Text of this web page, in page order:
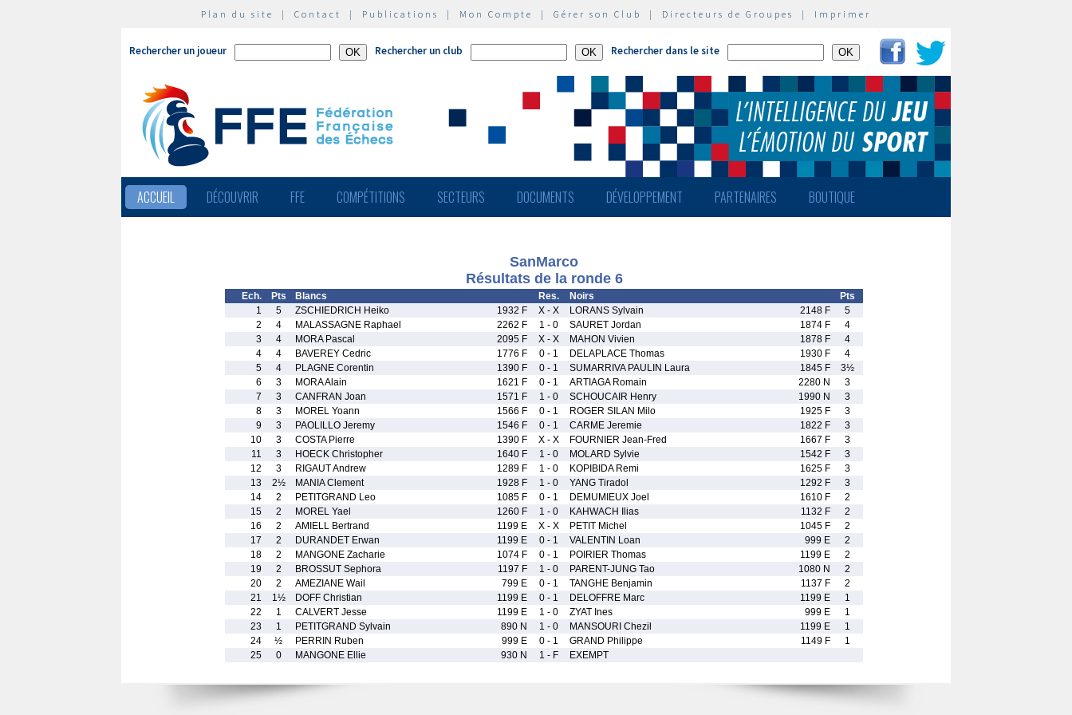
Plan du site | Contact | Publications | Mon Compte | Gérer son Club | Directeurs de Groupes | Imprimer
Rechercher un joueur Rechercher un club Rechercher dans le site
ACCUEIL DÉCOUVRIR FFE COMPÉTITIONS SECTEURS DOCUMENTS DÉVELOPPEMENT PARTENAIRES BOUTIQUE
SanMarco
Résultats de la ronde 6
Ech. Pts Blancs Res. Noirs
Pts
1
5 ZSCHIEDRICH Heiko 1932 F X - X LORANS Sylvain 2148 F
5
2
4 MALASSAGNE Raphael 2262 F 1 - 0 SAURET Jordan 1874 F
4
3
4 MORA Pascal 2095 F X - X MAHON Vivien 1878 F
4
4
4 BAVEREY Cedric 1776 F 0 - 1 DELAPLACE Thomas 1930 F
4
5
4 PLAGNE Corentin 1390 F 0 - 1 SUMARRIVA PAULIN Laura 1845 F
3½
6
3 MORA Alain 1621 F 0 - 1 ARTIAGA Romain 2280 N
3
7
3 CANFRAN Joan 1571 F 1 - 0 SCHOUCAIR Henry 1990 N
3
8
3 MOREL Yoann 1566 F 0 - 1 ROGER SILAN Milo 1925 F
3
9
3 PAOLILLO Jeremy 1546 F 0 - 1 CARME Jeremie 1822 F
3
10
3 COSTA Pierre 1390 F X - X FOURNIER Jean-Fred 1667 F
3
11
3 HOECK Christopher 1640 F 1 - 0 MOLARD Sylvie 1542 F
3
12
3 RIGAUT Andrew 1289 F 1 - 0 KOPIBIDA Remi 1625 F
3
13
2½ MANIA Clement 1928 F 1 - 0 YANG Tiradol 1292 F
3
14
2 PETITGRAND Leo 1085 F 0 - 1 DEMUMIEUX Joel 1610 F
2
15
2 MOREL Yael 1260 F 1 - 0 KAHWACH Ilias 1132 F
2
16
2 AMIELL Bertrand 1199 E X - X PETIT Michel 1045 F
2
17
2 DURANDET Erwan 1199 E 0 - 1 VALENTIN Loan 999 E
2
18
2 MANGONE Zacharie 1074 F 0 - 1 POIRIER Thomas 1199 E
2
19
2 BROSSUT Sephora 1197 F 1 - 0 PARENT-JUNG Tao 1080 N
2
20
2 AMEZIANE Wail 799 E 0 - 1 TANGHE Benjamin 1137 F
2
21
1½ DOFF Christian 1199 E 0 - 1 DELOFFRE Marc 1199 E
1
22
1 CALVERT Jesse 1199 E 1 - 0 ZYAT Ines 999 E
1
23
1 PETITGRAND Sylvain 890 N 1 - 0 MANSOURI Chezil 1199 E
1
24
½ PERRIN Ruben 999 E 0 - 1 GRAND Philippe 1149 F
1
25
0 MANGONE Ellie 930 N 1 - F EXEMPT